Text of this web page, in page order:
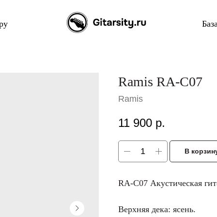
Ramis RA-C07
Ramis
11 900 р.
В
RA-C07 Акустическая
Верхняя дека: ясень.